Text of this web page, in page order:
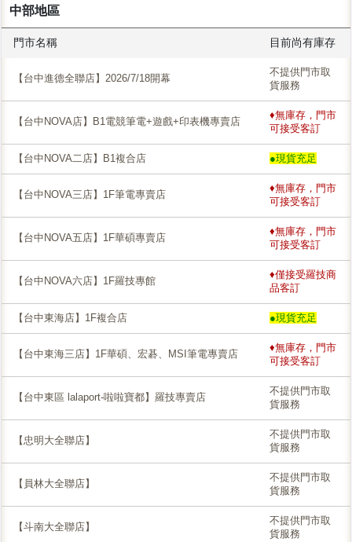
中部地區
門市名稱 目前尚有庫存
【台中進德全聯店】2026/7/18開幕
不提供門市取
貨服務
【台中NOVA店】B1電競筆電+遊戲+印表機專賣店
♦無庫存，門市
可接受客訂
【台中NOVA二店】B1複合店 ●現貨充足
【台中NOVA三店】1F筆電專賣店
♦無庫存，門市
可接受客訂
【台中NOVA五店】1F華碩專賣店
♦無庫存，門市
可接受客訂
【台中NOVA六店】1F羅技專館
♦僅接受羅技商
品客訂
【台中東海店】1F複合店 ●現貨充足
【台中東海三店】1F華碩、宏碁、MSI筆電專賣店
♦無庫存，門市
可接受客訂
【台中東區 lalaport-啦啦寶都】羅技專賣店
不提供門市取
貨服務
【忠明大全聯店】
不提供門市取
貨服務
【員林大全聯店】
不提供門市取
貨服務
【斗南大全聯店】
不提供門市取
貨服務